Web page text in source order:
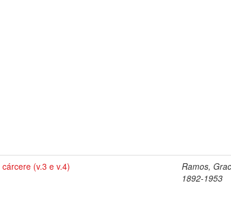
(v.3 e v.4)
Ramos,
1892-1953